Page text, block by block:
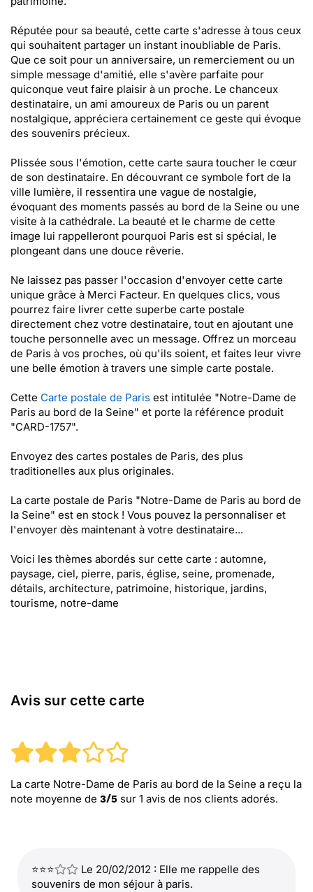
Réputée pour sa beauté, cette carte s'adresse à tous ceux
qui souhaitent partager un instant inoubliable de Paris.
Que ce soit pour un anniversaire, un remerciement ou un
simple message d'amitié, elle s'avère parfaite pour
quiconque veut faire plaisir à un proche. Le chanceux
destinataire, un ami amoureux de Paris ou un parent
nostalgique, appréciera certainement ce geste qui évoque
des souvenirs précieux.
Plissée sous l'émotion, cette carte saura toucher le cœur
de son destinataire. En découvrant ce symbole fort de la
ville lumière, il ressentira une vague de nostalgie,
évoquant des moments passés au bord de la Seine ou une
visite à la cathédrale. La beauté et le charme de cette
image lui rappelleront pourquoi Paris est si spécial, le
plongeant dans une douce rêverie.
Ne laissez pas passer l'occasion d'envoyer cette carte
unique grâce à Merci Facteur. En quelques clics, vous
pourrez faire livrer cette superbe carte postale
directement chez votre destinataire, tout en ajoutant une
touche personnelle avec un message. Offrez un morceau
de Paris à vos proches, où qu'ils soient, et faites leur vivre
une belle émotion à travers une simple carte postale.
Cette Carte postale de Paris est intitulée "Notre-Dame de
Paris au bord de la Seine" et porte la référence produit
"CARD-1757".
Envoyez des cartes postales de Paris, des plus
traditionelles aux plus originales.
La carte postale de Paris "Notre-Dame de Paris au bord de
la Seine" est en stock ! Vous pouvez la personnaliser et
l'envoyer dès maintenant à votre destinataire...
Voici les thèmes abordés sur cette carte : automne,
paysage, ciel, pierre, paris, église, seine, promenade,
détails, architecture, patrimoine, historique, jardins,
tourisme, notre-dame
Avis sur cette carte
La carte Notre-Dame de Paris au bord de la Seine a reçu la
note moyenne de 3/5 sur 1 avis de nos clients adorés.
⭐⭐⭐
Le 20/02/2012 : Elle me rappelle des
souvenirs de mon séjour à paris.